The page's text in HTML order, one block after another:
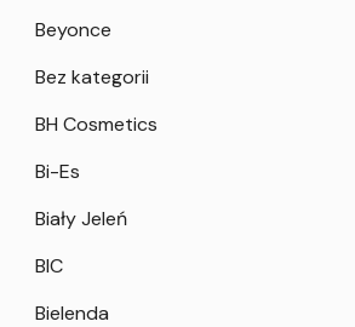
Beyonce
Bez kategorii
BH Cosmetics
Bi-Es
Biały Jeleń
BIC
Bielenda